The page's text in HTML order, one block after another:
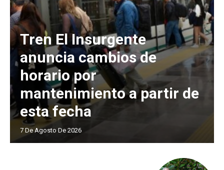
Tren El Insurgente
anuncia cambios de
horario por
mantenimiento a partir de
esta fecha
7 De Agosto De 2026